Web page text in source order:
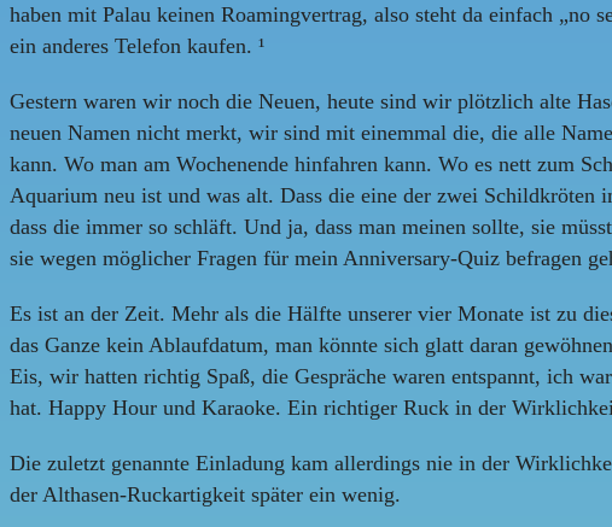
haben mit Palau keinen Roamingvertrag, also steht da einfach „no
ein anderes Telefon kaufen. ¹
Gestern waren wir noch die Neuen, heute sind wir plötzlich alte
neuen Namen nicht merkt, wir sind mit einemmal die, die alle
kann. Wo man am Wochenende hinfahren kann. Wo es nett zum
Aquarium neu ist und was alt. Dass die eine der zwei
dass die immer so schläft. Und ja, dass man meinen sollte, sie
sie wegen möglicher Fragen für mein Anniversary-Quiz befragen
Es ist an der Zeit. Mehr als die Hälfte unserer vier Monate ist zu
das Ganze kein Ablaufdatum, man könnte sich glatt daran
Eis, wir hatten richtig Spaß, die Gespräche waren entspannt, ich
hat. Happy Hour und Karaoke. Ein richtiger Ruck in der
Die zuletzt genannte Einladung kam allerdings nie in der
der Althasen-Ruckartigkeit später ein wenig.